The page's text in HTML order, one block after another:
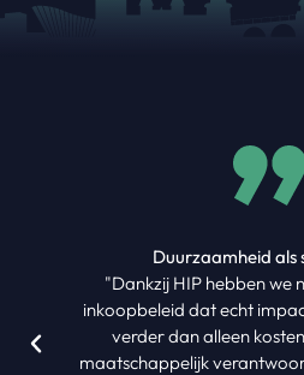
Duurzaamheid als
"Dankzij HIP hebben we
inkoopbeleid dat echt
verder dan alleen
maatschappelijk